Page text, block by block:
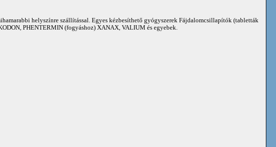
helyszínre szállítással. Egyes kézbesíthető gyógyszerek Fájdalomcsillapítók (tabletták
PHENTERMIN (fogyáshoz) XANAX, VALIUM és egyebek.